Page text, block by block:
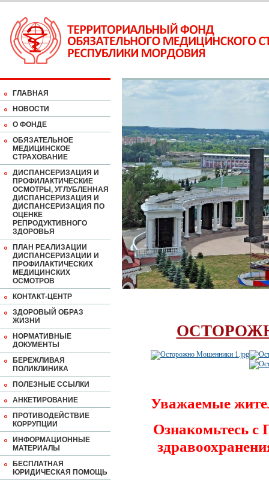
ГЛАВНАЯ
НОВОСТИ
О ФОНДЕ
ОБЯЗАТЕЛЬНОЕ
МЕДИЦИНСКОЕ
СТРАХОВАНИЕ
ДИСПАНСЕРИЗАЦИЯ И
ПРОФИЛАКТИЧЕСКИЕ
ОСМОТРЫ, УГЛУБЛЕННАЯ
ДИСПАНСЕРИЗАЦИЯ И
ДИСПАНСЕРИЗАЦИЯ ПО
ОЦЕНКЕ
РЕПРОДУКТИВНОГО
ЗДОРОВЬЯ
ПЛАН РЕАЛИЗАЦИИ
ДИСПАНСЕРИЗАЦИИ И
ПРОФИЛАКТИЧЕСКИХ
МЕДИЦИНСКИХ
ОСМОТРОВ
КОНТАКТ-ЦЕНТР
ЗДОРОВЫЙ ОБРАЗ
ЖИЗНИ
НОРМАТИВНЫЕ
ДОКУМЕНТЫ
БЕРЕЖЛИВАЯ
ПОЛИКЛИНИКА
ПОЛЕЗНЫЕ ССЫЛКИ
АНКЕТИРОВАНИЕ
ПРОТИВОДЕЙСТВИЕ
КОРРУПЦИИ
ИНФОРМАЦИОННЫЕ
МАТЕРИАЛЫ
БЕСПЛАТНАЯ
ЮРИДИЧЕСКАЯ ПОМОЩЬ
Уважаемые
Ознакомьтесь